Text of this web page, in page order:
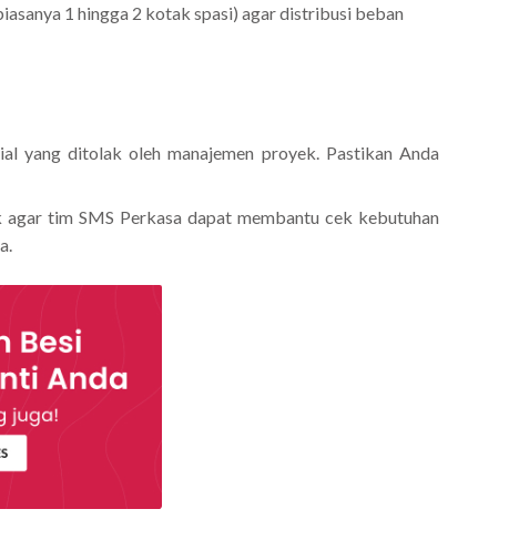
1 hingga 2 kotak spasi) agar distribusi beban
yang ditolak oleh manajemen proyek. Pastikan Anda
tim SMS Perkasa dapat membantu cek kebutuhan